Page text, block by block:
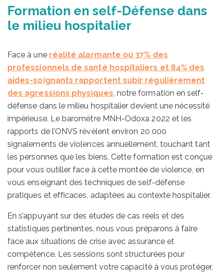
Formation en self-Défense dans
le milieu hospitalier
Face à une réalité alarmante où 37% des
professionnels de santé hospitaliers et 84% des
aides-soignants rapportent subir régulièrement
des agressions physiques , notre formation en self-
défense dans le milieu hospitalier devient une nécessité
impérieuse. Le baromètre MNH-Odoxa 2022 et les
rapports de l’ONVS révèlent environ 20 000
signalements de violences annuellement, touchant tant
les personnes que les biens. Cette formation est conçue
pour vous outiller face à cette montée de violence, en
vous enseignant des techniques de self-défense
pratiques et efficaces, adaptées au contexte hospitalier.
En s’appuyant sur des études de cas réels et des
statistiques pertinentes, nous vous préparons à faire
face aux situations de crise avec assurance et
compétence. Les sessions sont structurées pour
renforcer non seulement votre capacité à vous protéger,